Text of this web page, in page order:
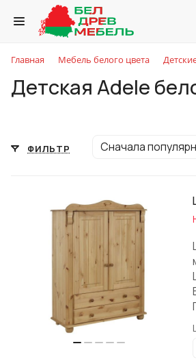
Главная Мебель белого цвета
Детская Adele
ФИЛЬТР Сначала